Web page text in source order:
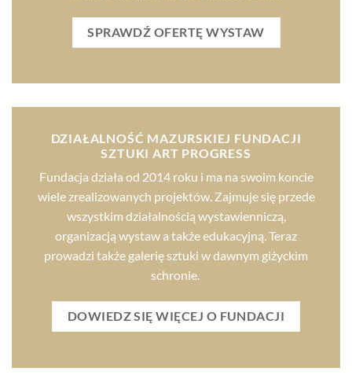
SPRAWDŹ OFERTĘ WYSTAW
DZIAŁALNOŚĆ MAZURSKIEJ FUNDACJI
SZTUKI ART PROGRESS
Fundacja działa od 2014 roku i ma na swoim koncie
wiele zrealizowanych projektów. Zajmuje się przede
wszystkim działalnością wystawienniczą,
organizacją wystaw a także edukacyjną. Teraz
prowadzi także galerię sztuki w dawnym giżyckim
schronie.
DOWIEDZ SIĘ WIĘCEJ O FUNDACJI